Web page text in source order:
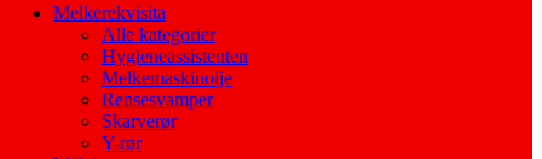
Melkerekvisita
Alle kategorier
Hygieneassistenten
Melkemaskinolje
Rensesvamper
Skarverør
Y-rør